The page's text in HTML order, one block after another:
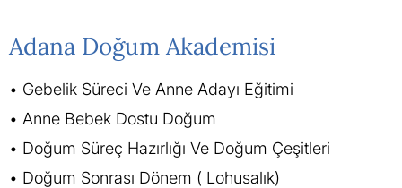
Adana Doğum Akademisi
Gebelik Süreci Ve Anne Adayı Eğitimi
Anne Bebek Dostu Doğum
Doğum Süreç Hazırlığı Ve Doğum Çeşitleri
Doğum Sonrası Dönem ( Lohusalık)